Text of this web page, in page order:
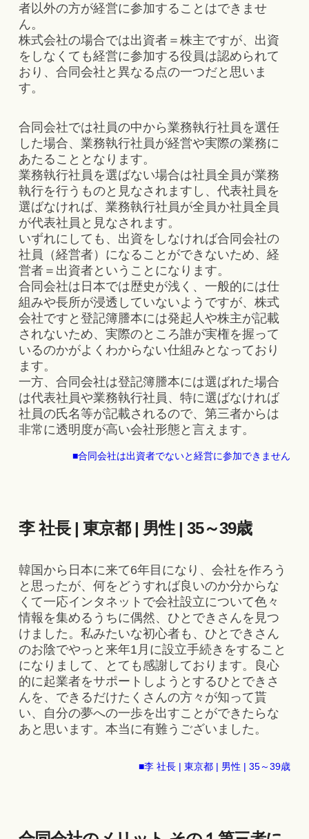
者以外の方が経営に参加することはできませ
ん。
株式会社の場合では出資者＝株主ですが、出資
をしなくても経営に参加する役員は認められて
おり、合同会社と異なる点の一つだと思いま
す。
合同会社では社員の中から業務執行社員を選任
した場合、業務執行社員が経営や実際の業務に
あたることとなります。
業務執行社員を選ばない場合は社員全員が業務
執行を行うものと見なされますし、代表社員を
選ばなければ、業務執行社員が全員か社員全員
が代表社員と見なされます。
いずれにしても、出資をしなければ合同会社の
社員（経営者）になることができないため、経
営者＝出資者ということになります。
合同会社は日本では歴史が浅く、一般的には仕
組みや長所が浸透していないようですが、株式
会社ですと登記簿謄本には発起人や株主が記載
されないため、実際のところ誰が実権を握って
いるのかがよくわからない仕組みとなっており
ます。
一方、合同会社は登記簿謄本には選ばれた場合
は代表社員や業務執行社員、特に選ばなければ
社員の氏名等が記載されるので、第三者からは
非常に透明度が高い会社形態と言えます。
■合同会社は出資者でないと経営に参加できません
李 社長 | 東京都 | 男性 | 35～39歳
韓国から日本に来て6年目になり、会社を作ろう
と思ったが、何をどうすれば良いのか分からな
くて一応インタネットで会社設立について色々
情報を集めるうちに偶然、ひとできさんを見つ
けました。私みたいな初心者も、ひとできさん
のお陰でやっと来年1月に設立手続きをすること
になりまして、とても感謝しております。良心
的に起業者をサポートしようとするひとできさ
んを、できるだけたくさんの方々が知って貰
い、自分の夢への一歩を出すことができたらな
あと思います。本当に有難うございました。
■李 社長 | 東京都 | 男性 | 35～39歳